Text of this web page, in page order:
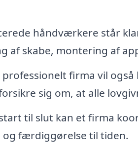
håndværkere står
af skabe, montering af
professionelt firma vil
sig om, at alle
til slut kan et firma
og færdiggørelse til tiden.